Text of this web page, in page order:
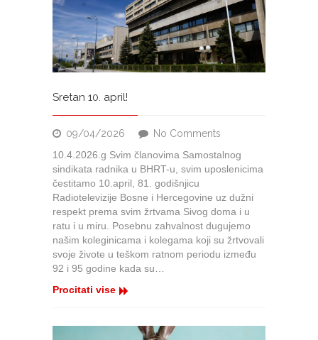
Sretan 10. april!
09/04/2026 No Comments
10.
april!
10.4.2026.g Svim članovima Samostalnog
sindikata radnika u BHRT-u, svim uposlenicima
čestitamo 10.april, 81. godišnjicu
Radiotelevizije Bosne i Hercegovine uz dužni
respekt prema svim žrtvama Sivog doma i u
ratu i u miru. Posebnu zahvalnost dugujemo
našim koleginicama i kolegama koji su žrtvovali
svoje živote u teškom ratnom periodu između
92 i 95 godine kada su…
Procitati vise